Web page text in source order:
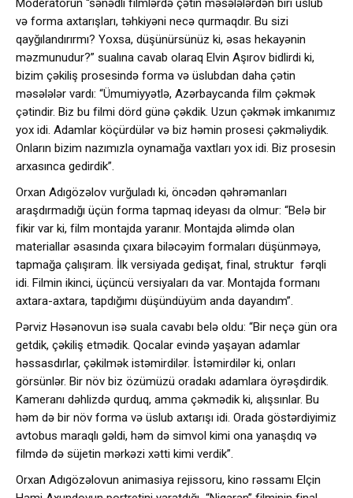
Moderatorun “sənədli filmlərdə çətin məsələlərdən biri üslub
və forma axtarışları, təhkiyəni necə qurmaqdır. Bu sizi
qayğılandırırmı? Yoxsa, düşünürsünüz ki, əsas hekayənin
məzmunudur?” sualına cavab olaraq Elvin Aşırov bidlirdi ki,
bizim çəkiliş prosesində forma və üslubdan daha çətin
məsələlər vardı: “Ümumiyyətlə, Azərbaycanda film çəkmək
çətindir. Biz bu filmi dörd günə çəkdik. Uzun çəkmək imkanımız
yox idi. Adamlar köçürdülər və biz həmin prosesi çəkməliydik.
Onların bizim nazımızla oynamağa vaxtları yox idi. Biz prosesin
arxasınca gedirdik”.
Orxan Adıgözəlov vurğuladı ki, öncədən qəhrəmanları
araşdırmadığı üçün forma tapmaq ideyası da olmur: “Belə bir
fikir var ki, film montajda yaranır. Montajda əlimdə olan
materiallar əsasında çıxara biləcəyim formaları düşünməyə,
tapmağa çalışıram. İlk versiyada gedişat, final, struktur fərqli
idi. Filmin ikinci, üçüncü versiyaları da var. Montajda formanı
axtara-axtara, tapdığımı düşündüyüm anda dayandım”.
Pərviz Həsənovun isə suala cavabı belə oldu: “Bir neçə gün ora
getdik, çəkiliş etmədik. Qocalar evində yaşayan adamlar
həssasdırlar, çəkilmək istəmirdilər. İstəmirdilər ki, onları
görsünlər. Bir növ biz özümüzü oradakı adamlara öyrəşdirdik.
Kameranı dəhlizdə qurduq, amma çəkmədik ki, alışsınlar. Bu
həm də bir növ forma və üslub axtarışı idi. Orada göstərdiyimiz
avtobus maraqlı gəldi, həm də simvol kimi ona yanaşdıq və
filmdə də süjetin mərkəzi xətti kimi verdik”.
Orxan Adıgözəlovun animasiya rejissoru, kino rəssamı Elçin